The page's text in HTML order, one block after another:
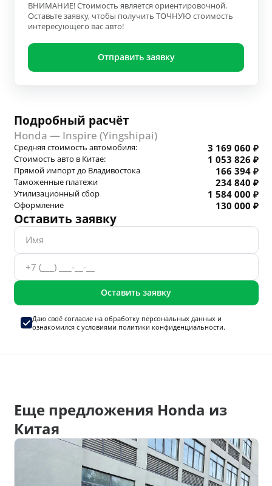
ВНИМАНИЕ! Стоимость является ориентировочной.
Оставьте заявку, чтобы получить ТОЧНУЮ стоимость
интересующего вас авто!
Отправить заявку
Подробный расчёт
Honda — Inspire (Yingshipai)
Средняя стоимость автомобиля: 3 169 060 ₽
Стоимость авто в Китае: 1 053 826 ₽
Прямой импорт до Владивостока 166 394 ₽
Таможенные платежи 234 840 ₽
Утилизационный сбор 1 584 000 ₽
Оформление 130 000 ₽
Оставить заявку
Оставить заявку
Даю своё согласие на обработку персональных данныхи
ознакомился с условиями политики конфиденциальности.
Еще предложения Honda из
Китая